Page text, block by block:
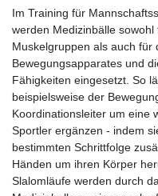
Im Training für
werden Medizinbälle
Muskelgruppen als auch für
Bewegungsapparates und
Fähigkeiten eingesetzt. So
beispielsweise der
Koordinationsleiter um eine
Sportler ergänzen - indem
bestimmten Schrittfolge
Händen um ihren Körper
Slalomläufe werden durch